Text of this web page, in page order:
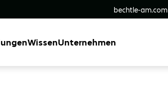
bechtle-am.com
WissenUnternehmen